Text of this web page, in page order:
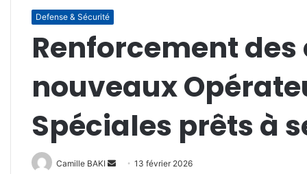
Defense & Sécurité
Renforcement
nouveaux
Spéciales prêts à
Camille BAKI
Envoyer13 février 2026